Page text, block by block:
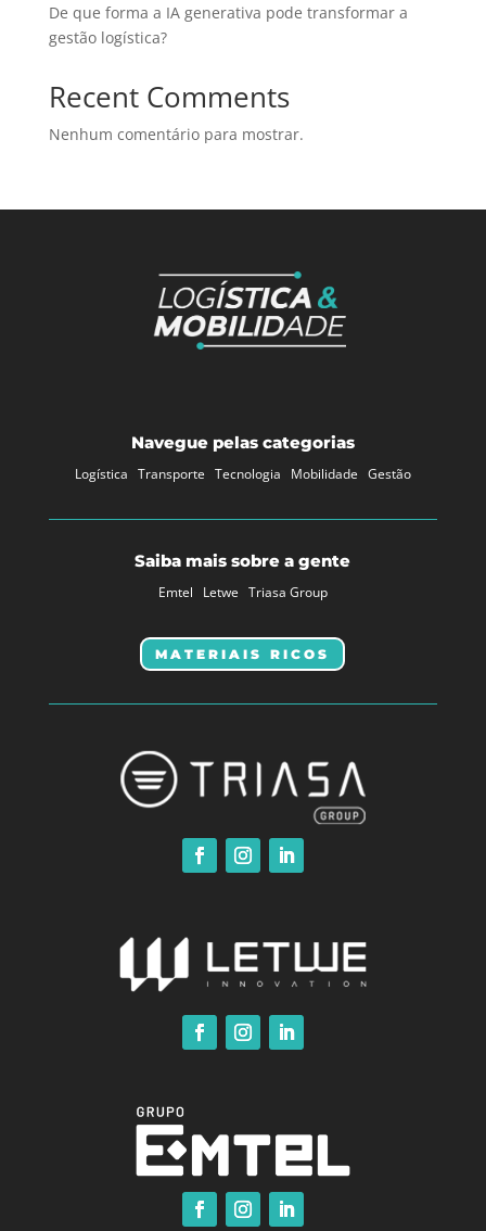
De que forma a IA generativa pode transformar a
gestão logística?
Recent Comments
Nenhum comentário para mostrar.
Navegue pelas categorias
Logística Transporte Tecnologia Mobilidade Gestão
Saiba mais sobre a gente
Emtel Letwe Triasa Group
MATERIAIS RICOS